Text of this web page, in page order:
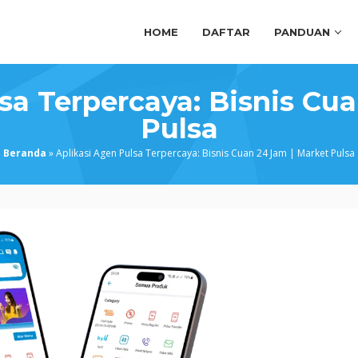
HOME DAFTAR PANDUAN
Terpercaya: Bisnis
Pulsa
Beranda »Aplikasi Agen Pulsa Terpercaya: Bisnis Cuan 24 Jam | Market Pulsa